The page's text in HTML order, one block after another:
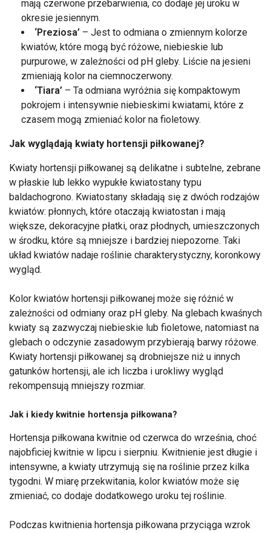
mają czerwone przebarwienia, co dodaje jej uroku w
okresie jesiennym.
‘Preziosa’ – Jest to odmiana o zmiennym kolorze
kwiatów, które mogą być różowe, niebieskie lub
purpurowe, w zależności od pH gleby. Liście na jesieni
zmieniają kolor na ciemnoczerwony.
‘Tiara’ – Ta odmiana wyróżnia się kompaktowym
pokrojem i intensywnie niebieskimi kwiatami, które z
czasem mogą zmieniać kolor na fioletowy.
Jak wyglądają kwiaty hortensji piłkowanej?
Kwiaty hortensji piłkowanej są delikatne i subtelne, zebrane
w płaskie lub lekko wypukłe kwiatostany typu
baldachogrono. Kwiatostany składają się z dwóch rodzajów
kwiatów: płonnych, które otaczają kwiatostan i mają
większe, dekoracyjne płatki, oraz płodnych, umieszczonych
w środku, które są mniejsze i bardziej niepozorne. Taki
układ kwiatów nadaje roślinie charakterystyczny, koronkowy
wygląd.
Kolor kwiatów hortensji piłkowanej może się różnić w
zależności od odmiany oraz pH gleby. Na glebach kwaśnych
kwiaty są zazwyczaj niebieskie lub fioletowe, natomiast na
glebach o odczynie zasadowym przybierają barwy różowe.
Kwiaty hortensji piłkowanej są drobniejsze niż u innych
gatunków hortensji, ale ich liczba i urokliwy wygląd
rekompensują mniejszy rozmiar.
Jak i kiedy kwitnie hortensja piłkowana?
Hortensja piłkowana kwitnie od czerwca do września, choć
najobficiej kwitnie w lipcu i sierpniu. Kwitnienie jest długie i
intensywne, a kwiaty utrzymują się na roślinie przez kilka
tygodni. W miarę przekwitania, kolor kwiatów może się
zmieniać, co dodaje dodatkowego uroku tej roślinie.
Podczas kwitnienia hortensja piłkowana przyciąga wzrok